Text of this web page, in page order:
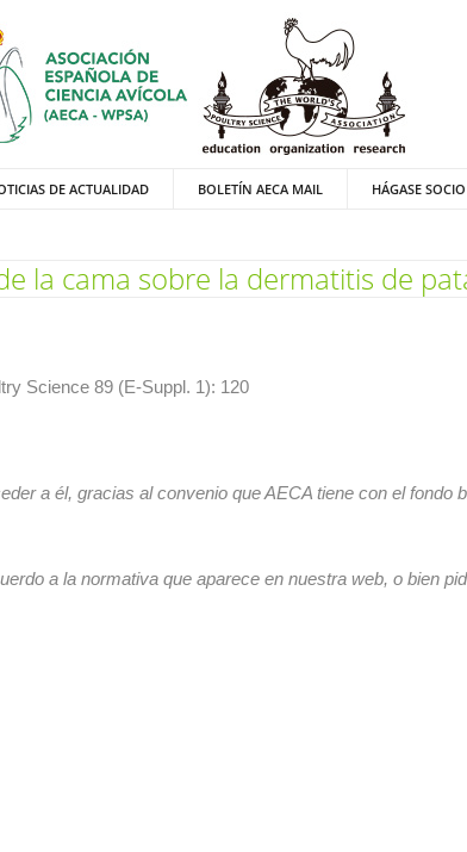
DE ACTUALIDAD BOLETÍN AECA MAIL HÁGASE
la cama sobre la dermatitis de
Science 89 (E-Suppl. 1): 120
a él, gracias al convenio que AECA tiene con el fondo
a la normativa que aparece en nuestra web, o bien